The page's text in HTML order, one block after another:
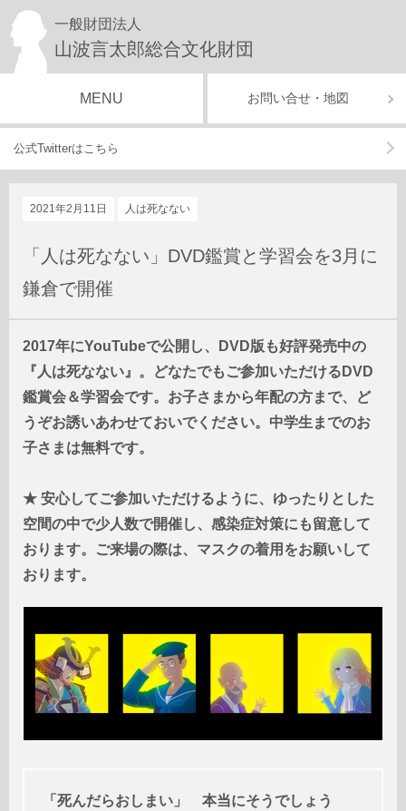
一般財団法人
山波言太郎総合文化財団
MENU お問い合せ・地図
公式Twitterはこちら
2021年2月11日 人は死なない
「人は死なない」DVD鑑賞と学習会を3月に
鎌倉で開催
2017年にYouTubeで公開し、DVD版も好評発売中の
『人は死なない』
。どなたでもご参加いただけるDVD
鑑賞会＆学習会です。お子さまから年配の方まで、ど
うぞお誘いあわせておいでください。中学生までのお
子さまは無料です。
★ 安心してご参加いただけるように、ゆったりとした
空間の中で少人数で開催し、感染症対策にも留意して
おります。ご来場の際は、マスクの着用をお願いして
おります。
「死んだらおしまい」 本当にそうでしょう